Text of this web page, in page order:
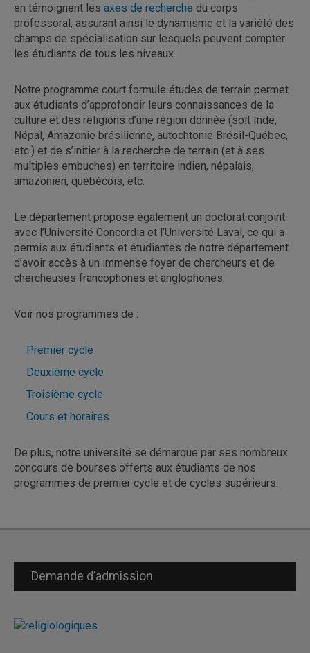
en témoignent les axes de recherche du corps
professoral, assurant ainsi le dynamisme et la variété des
champs de spécialisation sur lesquels peuvent compter
les étudiants de tous les niveaux.
Notre programme court formule études de terrain permet
aux étudiants d’approfondir leurs connaissances de la
culture et des religions d’une région donnée (soit Inde,
Népal, Amazonie brésilienne, autochtonie Brésil-Québec,
etc.) et de s’initier à la recherche de terrain (et à ses
multiples embuches) en territoire indien, népalais,
amazonien, québécois, etc.
Le département propose également un doctorat conjoint
avec l’Université Concordia et l’Université Laval, ce qui a
permis aux étudiants et étudiantes de notre département
d’avoir accès à un immense foyer de chercheurs et de
chercheuses francophones et anglophones.
Voir nos programmes de :
Premier cycle
Deuxième cycle
Troisième cycle
Cours et horaires
De plus, notre université se démarque par ses nombreux
concours de bourses offerts aux étudiants de nos
programmes de premier cycle et de cycles supérieurs.
Demande d’admission